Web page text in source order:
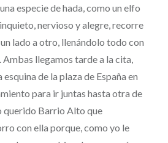
especie de hada, como un elfo
nervioso y alegre, recorre
lado a otro, llenándolo todo con
Ambas llegamos tarde a la cita,
de la plaza de España en
para ir juntas hasta otra de
querido Barrio Alto que
con ella porque, como yo le